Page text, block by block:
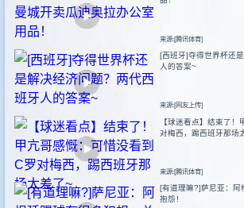
来源:[腾讯体育]
[西班牙]夺得世界杯还
人的答案~
来源:[网友上传]
【球迷看点】结束了！
对梅西，踢西班牙那场
来源:[腾讯体育]
[有道理嘛?]萨尼亚：阿
抱怨！